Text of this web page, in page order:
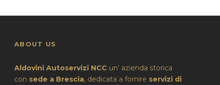
ABOUT US
Aldovini Autoservizi NCC un’ azienda storica
con sede a Brescia, dedicata a fornire servizi di